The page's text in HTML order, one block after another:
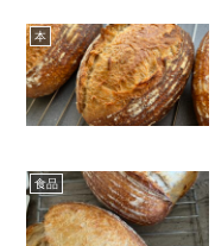
本
食品